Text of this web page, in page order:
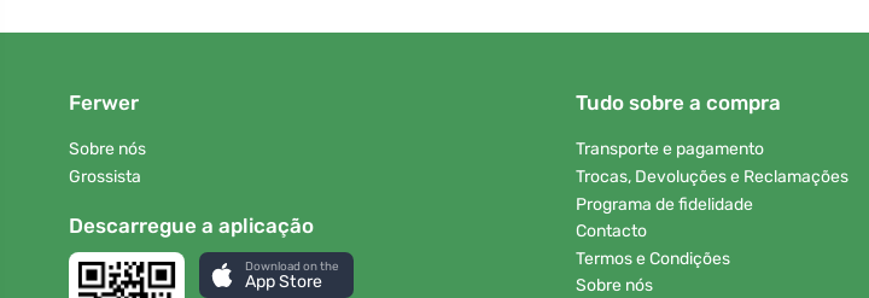
Ferwer
Sobre nós
Grossista
Descarregue a aplicação
Download on the
App Store
Tudo sobre a compra
Transporte e pagamento
Trocas, Devoluções e Reclamações
Programa de fidelidade
Contacto
Termos e Condições
Sobre nós